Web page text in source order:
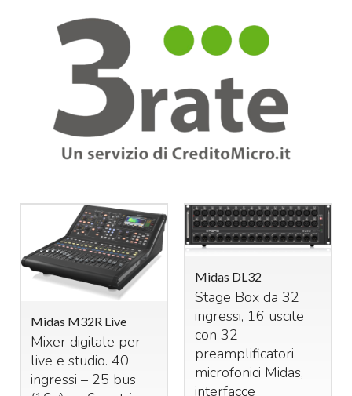
Midas M32R Live
Mixer digitale per
live e studio. 40
ingressi – 25 bus
Midas DL32
Stage Box da 32
ingressi, 16 uscite
con 32
preamplificatori
microfonici Midas,
interfacce